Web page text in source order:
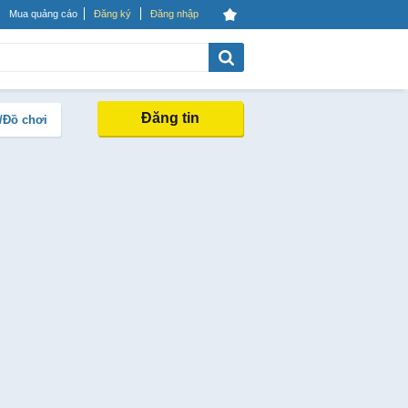
Mua quảng cáo Đăng ký Đăng nhập
Đồ chơi Đăng tin